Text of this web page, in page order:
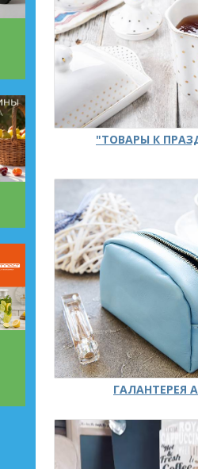
"ТОВАРЫ К
ГАЛАНТЕРЕЯ